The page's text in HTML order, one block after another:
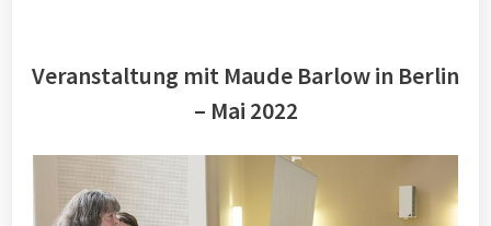
Veranstaltung mit Maude Barlow in Berlin
– Mai 2022